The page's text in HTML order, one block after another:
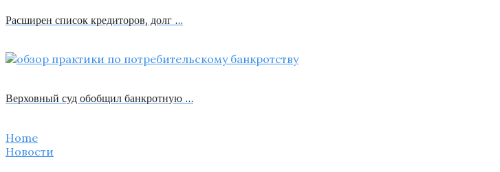
Расширен список кредиторов, долг …
Верховный суд обобщил банкротную …
Home
Новости